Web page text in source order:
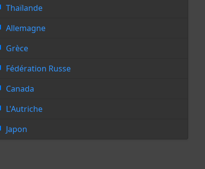
Thaïlande
Allemagne
Grèce
Fédération Russe
Canada
L'Autriche
Japon